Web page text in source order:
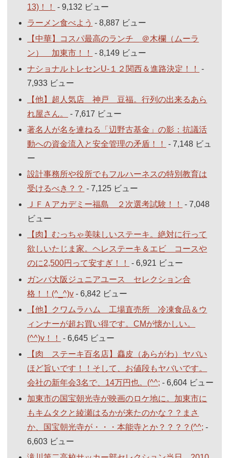
13)！！
- 9,132 ビュー
ラーメン食べよう - 8,887 ビュー
【中華】コスパ最高のランチ ＠木欄（ムーラ
ン） 加東市！！
- 8,149 ビュー
ナショナルトレセンU-１２関西＆進路決定！！
-
7,933 ビュー
【他】超人気店 神戸 豆福。行列の出来るあら
れ屋さん。
- 7,617 ビュー
著名人が名を連ねる「辺野古基金」の影：抗議活
動への資金流入と安全管理の矛盾！！
- 7,148 ビュ
ー
設計事務所や役所でもフルハーネスの特別教育は
受けるべき？？ - 7,125 ビュー
ＪＦＡアカデミー福島 ２次選考試験！！
- 7,048
ビュー
【肉】むっちゃ美味しいステーキ。絶対に行って
欲しいたじま家。ヘレステーキ＆エビ コースや
のに2,500円って安すぎ！！
- 6,921 ビュー
ガンバ大阪ジュニアユース セレクション合
格！！(^_^)v - 6,842 ビュー
【他】クワムラハム 工場直売所 冷凍食品＆ウ
ィンナーが超お買い得です。CMが懐かしい。
(^^)v！！
- 6,645 ビュー
【肉 ステーキ百名店】麤皮（あらがわ）ヤバい
ほど旨いです！！そして、お値段もヤバいです。
会社の新年会3名で、14万円也。(^^; - 6,604 ビュー
加東市の国宝朝光寺が映画のロケ地に。加東市に
もキムタクと綾瀬はるかが来たのかな？？まさ
か、国宝朝光寺が・・・本能寺とか？？？？(^^; -
6,603 ビュー